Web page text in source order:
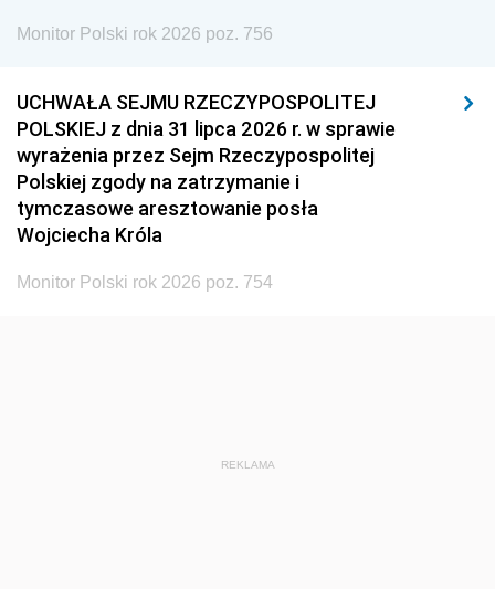
Monitor Polski rok 2026 poz. 756
UCHWAŁA SEJMU RZECZYPOSPOLITEJ
POLSKIEJ z dnia 31 lipca 2026 r. w sprawie
wyrażenia przez Sejm Rzeczypospolitej
Polskiej zgody na zatrzymanie i
tymczasowe aresztowanie posła
Wojciecha Króla
Monitor Polski rok 2026 poz. 754
REKLAMA